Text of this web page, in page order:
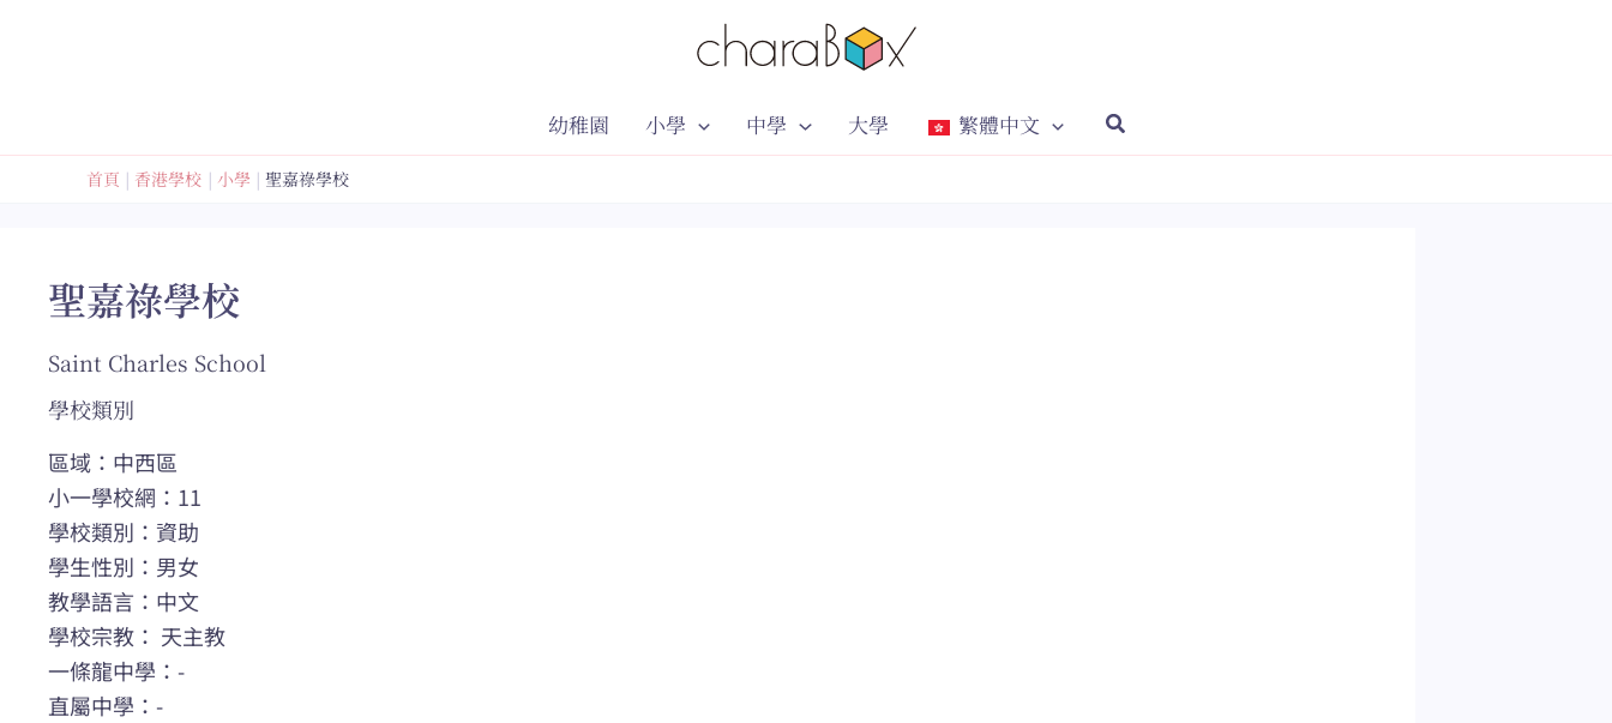
幼稚園 小學 中學 大學 繁體中文
首頁 香港學校 小學 聖嘉祿學校
聖嘉祿學校
Saint Charles School
學校類別
區域：中西區
小一學校網：11
學校類別：資助
學生性別：男女
教學語言：中文
學校宗教： 天主教
一條龍中學：-
直屬中學：-